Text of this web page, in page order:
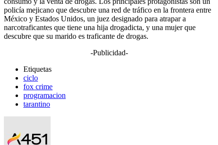
policía mejicano que descubre una red de tráfico en la frontera entre
México y Estados Unidos, un juez designado para atrapar a
narcotraficantes que tiene una hija drogadicta, y una mujer que
descubre que su marido es traficante de drogas.
-Publicidad-
Etiquetas
ciclo
fox crime
programacion
tarantino